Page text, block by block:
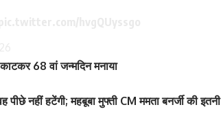
68 वां जन्मदिन मनाया
नहीं हटेंगी; महबूबा मुफ्ती CM ममता बनर्जी की इतनी